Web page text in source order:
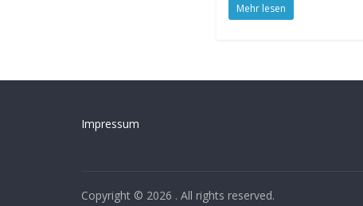
Mehr lesen
Impressum
Copyright © 2026 . All rights reserved.